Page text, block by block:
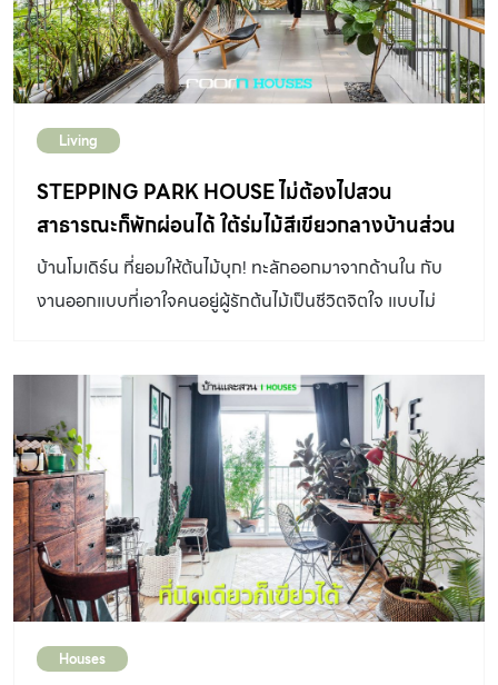
ได้ชื่อมาจากภาษากรีกที่หมายถึงลักษณะของรังไข่ในดอกที่
เชื่อมติดกัน มีอยู่มากกว่า 35 ชนิด จัดเป็นไม้เลื้อย อายุหลายปี
ต้นอวบน้ำ เลื้อยพันด้วยรากพิเศษที่ออกตามข้อใบ ลำต้นสี
เมื่อโตขึ้นมาขนาด รูปร่าง และลวดลายของใบจะเปลี่ยนไป มี
ทั้งที่เป็นใบเดี่ยวรูปหัวลูกศรและใบรูปมือ ก้านใบยาว ช่อดอกมี
กาบหุ้มปลีดอกสีขาวครีมคล้ายดอกหน้าวัวออกตามซอกใบ
มักจะมีดอกเมื่อต้นไต่ขึ้นต้นไม้ใหญ่หรือผนังและเติบโตได้เต็มที่
มักไม่ติดผล ซิงโกเนียมมีถิ่นกำเนิดบริเวณทวีปอเมริกาใต้จาก
เม็กซิโกถึงบราซิลและโบลิเวีย ส่วนใหญ่มักมีชื่อในภาษาไทยที่
กับผู้เป็นเจ้าของเหมือนลักษณะการเลื้อยทอดยาวของลำต้น
และแตกออกเป็นต้นใหม่ จึงนิยมนำมาปลูกใส่กระถางหรือแช่
น้ำในแจกันในบริเวณต่างๆของร้านค้าและบ้านเรือน อีกทั้งยัง
พบว่ามีประสิทธิภาพสูงในการช่วยลดมลพิษในอากาศ วิธีปลูก
ซิงโกเนียม ซิงโกเนียมปลูกง่ายมาก จะเจริญเติบโตได้ดีในดิน
ร่วน ระบายน้ำได้ดี เช่นดินผสมใบก้ามปูหรือกาบมะพร้าว ชอบ
แสงแดดรำไร หากได้รับแดดจัดเกินไปใบจะไหม้ได้ง่าย ยกเว้น
เมื่อต้นโตเต็มที่แล้วจนมีขนาดใหญ่แข็งแรง แผ่นใบจะหนาขึ้น
จนทนสภาพแสงแดดจัดได้ นอกจากนั้นยังสามารถปลูกในน้ำ
Living
STEPPING PARK HOUSE ไม่ต้องไปสวน
สาธารณะก็พักผ่อนได้ ใต้ร่มไม้สีเขียวกลางบ้านส่วน
ตัว
บ้านโมเดิร์น ที่ยอมให้ต้นไม้บุก! ทะลักออกมาจากด้านใน กับ
งานออกแบบที่เอาใจคนอยู่ผู้รักต้นไม้เป็นชีวิตจิตใจ แบบไม่
สงบ ต่างจากบรรยากาศเมืองที่แสนวุ่นวายภายนอก จาก
เหตุผลที่สวนสาธารณะในโฮจิมินห์มีน้อย และไม่เพียงพอต่อ
ความต้องการสักเท่าไหร่ ดังนั้นเพื่อเอาใจเจ้าของบ้านผู้รัก
ธรรมชาติเป็นชีวิตจิตใจ VTN Architects(Vo
TrongNghia Architects) จึงออกแบบ บ้านโมเดิร์น ที่ตั้ง
อยู่กลางย่านที่อยู่อาศัยแห่งใหม่ของเมืองโฮจิมินห์นี้ ให้เป็น
อาคารที่ราวกับปลูกครอบอยู่กลางดงไม้สีเขียว แบบไม่ต้อง
บ้านได้ทั้งวัน ความเขียวปะทะสายตาตั้งแต่แรกเห็น กับช่อง
Houses